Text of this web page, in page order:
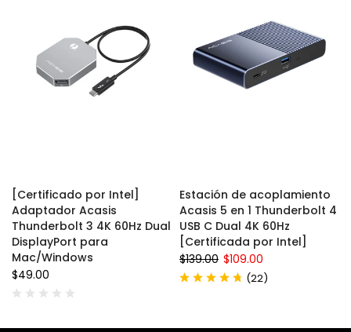
[Certificado por Intel]
Adaptador Acasis
Thunderbolt 3 4K 60Hz Dual
DisplayPort para
Mac/Windows
$49.00
Estación de acoplamiento
Acasis 5 en 1 Thunderbolt 4
USB C Dual 4K 60Hz
[Certificada por Intel]
$139.00 $109.00
(22)